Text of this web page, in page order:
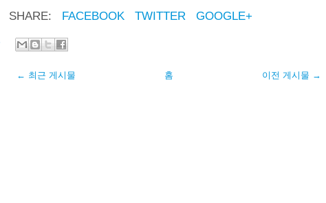
SHARE: FACEBOOK TWITTER GOOGLE+
← 최근 게시물 이전 게시물 →
홈